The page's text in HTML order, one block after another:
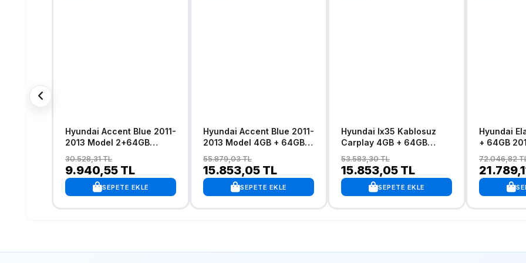
Hyundai Accent Blue 2011-
2013 Model 2+64GB
Carplay Navigasyon
Multimedya Sistemi
30.528,31 TL
9.940,55 TL
SEPETE EKLE
Hyundai Accent Blue 2011-
2013 Model 4GB + 64GB
Carplay Navigasyon
Multimedya Sistemi
55.879,03 TL
15.853,05 TL
SEPETE EKLE
Hyundai Ix35 Kablosuz
Carplay 4GB + 64GB
Multimedya Sistemi 2009-
2015
53.583,30 TL
15.853,05 TL
SEPETE EKLE
Hyundai
+ 64GB
72.046,82